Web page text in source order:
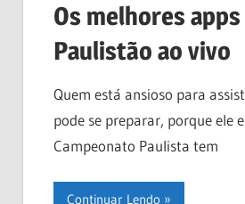
Os melhores
Paulistão ao vivo
Quem está ansioso para
pode se preparar, porque ele
Campeonato Paulista tem
Continuar Lendo